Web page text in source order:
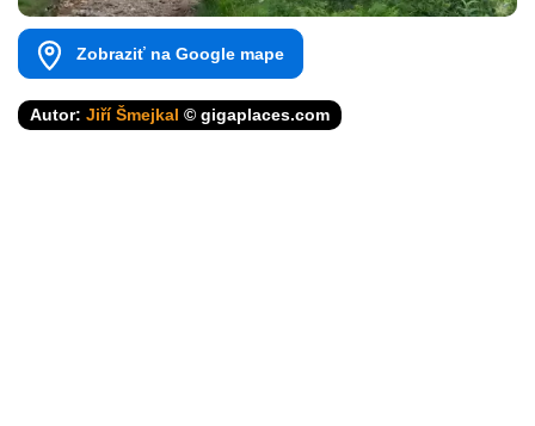
Zobraziť na Google mape
Autor: Jiří Šmejkal © gigaplaces.com